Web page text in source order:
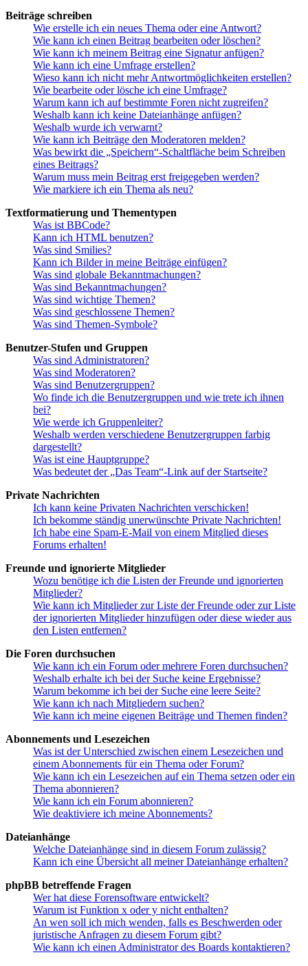
Beiträge schreiben
Wie erstelle ich ein neues Thema oder eine Antwort?
Wie kann ich einen Beitrag bearbeiten oder löschen?
Wie kann ich meinem Beitrag eine Signatur anfügen?
Wie kann ich eine Umfrage erstellen?
Wieso kann ich nicht mehr Antwortmöglichkeiten erstellen?
Wie bearbeite oder lösche ich eine Umfrage?
Warum kann ich auf bestimmte Foren nicht zugreifen?
Weshalb kann ich keine Dateianhänge anfügen?
Weshalb wurde ich verwarnt?
Wie kann ich Beiträge den Moderatoren melden?
Was bewirkt die „Speichern“-Schaltfläche beim Schreiben
eines Beitrags?
Warum muss mein Beitrag erst freigegeben werden?
Wie markiere ich ein Thema als neu?
Textformatierung und Thementypen
Was ist BBCode?
Kann ich HTML benutzen?
Was sind Smilies?
Kann ich Bilder in meine Beiträge einfügen?
Was sind globale Bekanntmachungen?
Was sind Bekanntmachungen?
Was sind wichtige Themen?
Was sind geschlossene Themen?
Was sind Themen-Symbole?
Benutzer-Stufen und Gruppen
Was sind Administratoren?
Was sind Moderatoren?
Was sind Benutzergruppen?
Wo finde ich die Benutzergruppen und wie trete ich ihnen
bei?
Wie werde ich Gruppenleiter?
Weshalb werden verschiedene Benutzergruppen farbig
dargestellt?
Was ist eine Hauptgruppe?
Was bedeutet der „Das Team“-Link auf der Startseite?
Private Nachrichten
Ich kann keine Privaten Nachrichten verschicken!
Ich bekomme ständig unerwünschte Private Nachrichten!
Ich habe eine Spam-E-Mail von einem Mitglied dieses
Forums erhalten!
Freunde und ignorierte Mitglieder
Wozu benötige ich die Listen der Freunde und ignorierten
Mitglieder?
Wie kann ich Mitglieder zur Liste der Freunde oder zur Liste
der ignorierten Mitglieder hinzufügen oder diese wieder aus
den Listen entfernen?
Die Foren durchsuchen
Wie kann ich ein Forum oder mehrere Foren durchsuchen?
Weshalb erhalte ich bei der Suche keine Ergebnisse?
Warum bekomme ich bei der Suche eine leere Seite?
Wie kann ich nach Mitgliedern suchen?
Wie kann ich meine eigenen Beiträge und Themen finden?
Abonnements und Lesezeichen
Was ist der Unterschied zwischen einem Lesezeichen und
einem Abonnements für ein Thema oder Forum?
Wie kann ich ein Lesezeichen auf ein Thema setzen oder ein
Thema abonnieren?
Wie kann ich ein Forum abonnieren?
Wie deaktiviere ich meine Abonnements?
Dateianhänge
Welche Dateianhänge sind in diesem Forum zulässig?
Kann ich eine Übersicht all meiner Dateianhänge erhalten?
phpBB betreffende Fragen
Wer hat diese Forensoftware entwickelt?
Warum ist Funktion x oder y nicht enthalten?
An wen soll ich mich wenden, falls es Beschwerden oder
juristische Anfragen zu diesem Forum gibt?
Wie kann ich einen Administrator des Boards kontaktieren?